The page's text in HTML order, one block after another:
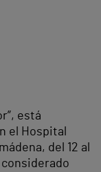
está
el Hospital
del 12 al
considerado